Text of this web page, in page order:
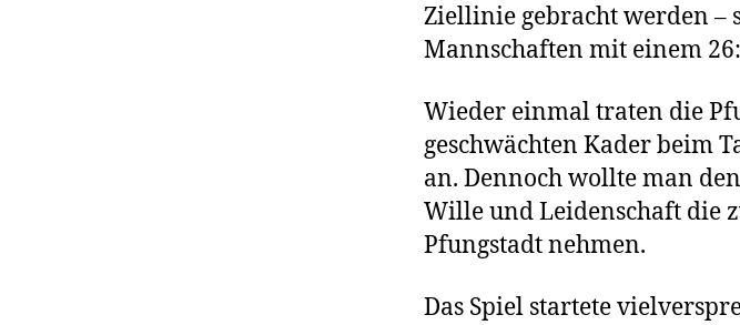
Ziellinie gebracht werden –
Mannschaften mit einem
Wieder einmal traten die
geschwächten Kader beim
an. Dennoch wollte man
Wille und Leidenschaft die
Pfungstadt nehmen.
Das Spiel startete